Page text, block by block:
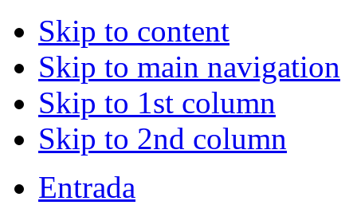
Skip to content
Skip to main navigation
Skip to 1st column
Skip to 2nd column
Entrada